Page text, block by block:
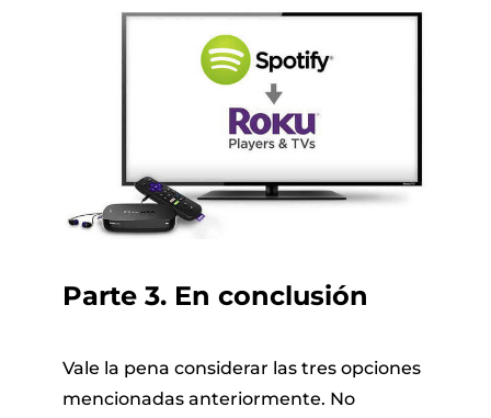
Parte 3. En conclusión
Vale la pena considerar las tres opciones
mencionadas anteriormente. No